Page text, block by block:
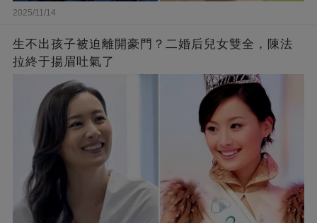
2025/11/14
生不出孩子被迫離開豪門？二婚后兒女雙全，陳法
拉終于揚眉吐氣了